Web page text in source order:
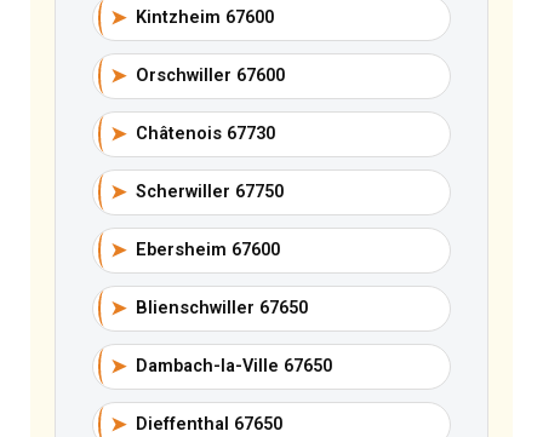
➤ Kintzheim 67600
➤ Orschwiller 67600
➤ Châtenois 67730
➤ Scherwiller 67750
➤ Ebersheim 67600
➤ Blienschwiller 67650
➤ Dambach-la-Ville 67650
➤ Dieffenthal 67650